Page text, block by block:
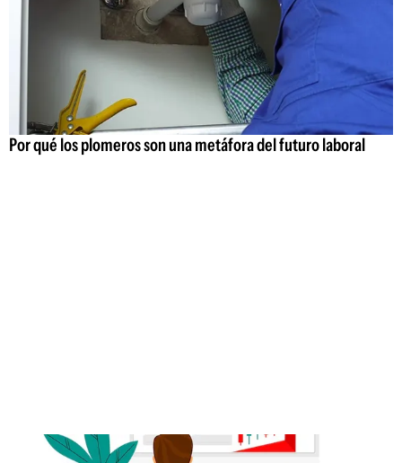
Por qué los plomeros son una metáfora del futuro laboral